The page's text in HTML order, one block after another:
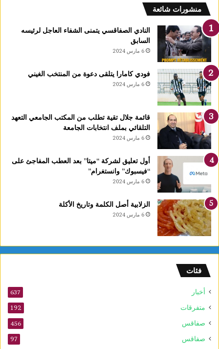
المولد
النبوي
منشورات شائعة
النادي الصفاقسي يتمنى الشفاء العاجل لرئيسه
السابق
6 مارس 2024
فودي كامارا يتلقى دعوة من المنتخب الغيني
6 مارس 2024
قائمة جلال تقية تطلب من المكتب الجامعي التعهد
التلقائي بملف انتخابات الجامعة
6 مارس 2024
أول تعليق لشركة “ميتا” بعد العطب المفاجئ على
“فيسبوك” وانستغرام”
6 مارس 2024
الزلابية أصل الكلمة وتاريخ الأكلة
6 مارس 2024
فئات
أخبار 637
متفرقات 192
صفاقس 456
صفاقس 97